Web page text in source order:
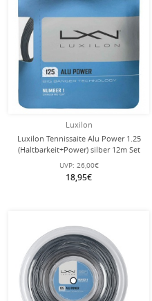
Luxilon
Luxilon Tennissaite Alu Power 1.25
(Haltbarkeit+Power) silber 12m Set
UVP: 26,00€
18,95€